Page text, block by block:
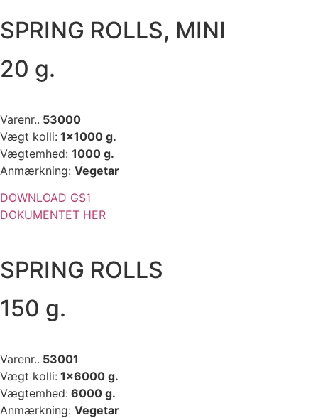
SPRING ROLLS, MINI
20 g.
Varenr.. 53000
Vægt kolli: 1×1000 g.
Vægtemhed: 1000 g.
Anmærkning: Vegetar
DOWNLOAD GS1
DOKUMENTET HER
SPRING ROLLS
150 g.
Varenr.. 53001
Vægt kolli: 1×6000 g.
Vægtemhed: 6000 g.
Anmærkning: Vegetar